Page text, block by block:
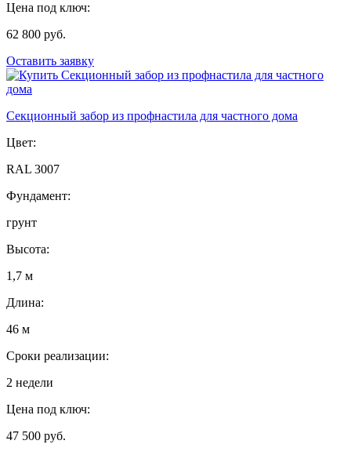
Цена под ключ:
62 800 руб.
Оставить заявку
Секционный забор из профнастила для частного дома
Цвет:
RAL 3007
Фундамент:
грунт
Высота:
1,7 м
Длина:
46 м
Сроки реализации:
2 недели
Цена под ключ:
47 500 руб.